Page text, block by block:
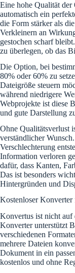
Eine hohe Qualität
automatisch ein
die Form stärker als
Verkleinern an
gestochen scharf
zu überlegen, ob das
Die Option, bei
80% oder 60% zu
Dateigröße steuern
während niedrigere
Webprojekte ist diese
und gute Darstellung
Ohne Qualitätsverlust
verständlicher
Verschlechterung
Information verloren
dafür, dass Kanten,
Das ist besonders
Hintergründen und
Kostenloser
Konvertus ist nicht auf
Konverter unterstützt
verschiedenen
mehrere Dateien
Dokument in ein
kostenlos und ohne